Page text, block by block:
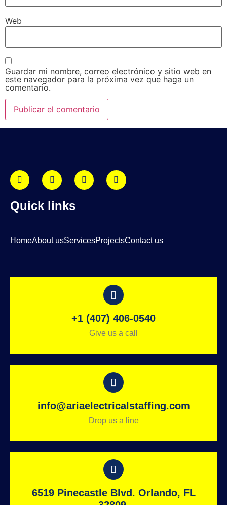
Web
Guardar mi nombre, correo electrónico y sitio web en
este navegador para la próxima vez que haga un
comentario.
Quick links
HomeAbout usServicesProjectsContact us
+1 (407) 406-0540
Give us a call
info@ariaelectricalstaffing.com
Drop us a line
6519 Pinecastle Blvd. Orlando, FL